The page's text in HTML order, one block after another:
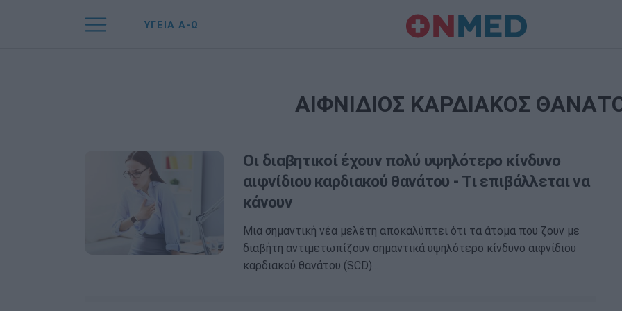
ΥΓΕΙΑ Α-Ω
ΑΙΦΝΙΔΙΟΣ ΚΑΡΔΙΑΚΟΣ
Οι διαβητικοί έχουν πολύ υψηλότερο κίνδυνο
αιφνίδιου καρδιακού θανάτου - Τι επιβάλλεται να
κάνουν
Μια σημαντική νέα μελέτη αποκαλύπτει ότι τα άτομα που ζουν με
διαβήτη αντιμετωπίζουν σημαντικά υψηλότερο κίνδυνο αιφνίδιου
καρδιακού θανάτου (SCD)…